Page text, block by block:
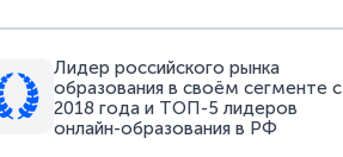
Лидер российского рынка
образования в своём сегменте с
2018 года и ТОП-5 лидеров
онлайн-образования в РФ